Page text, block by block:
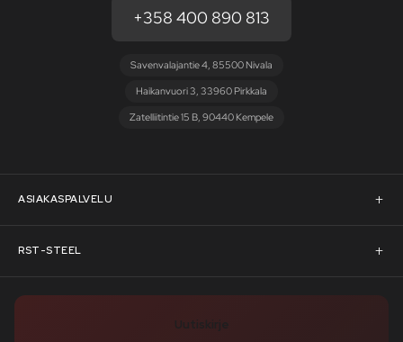
+358 400 890 813
Savenvalajantie 4, 85500 Nivala
Haikanvuori 3, 33960 Pirkkala
Zatelliitintie 15 B, 90440 Kempele
ASIAKASPALVELU
Asiakaspalvelu
Pyydä tarjous
RST-STEEL
RST-Steelin tarina
Uutiskirje